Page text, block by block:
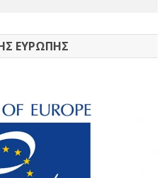
ΕΥΡΏΠΗΣ